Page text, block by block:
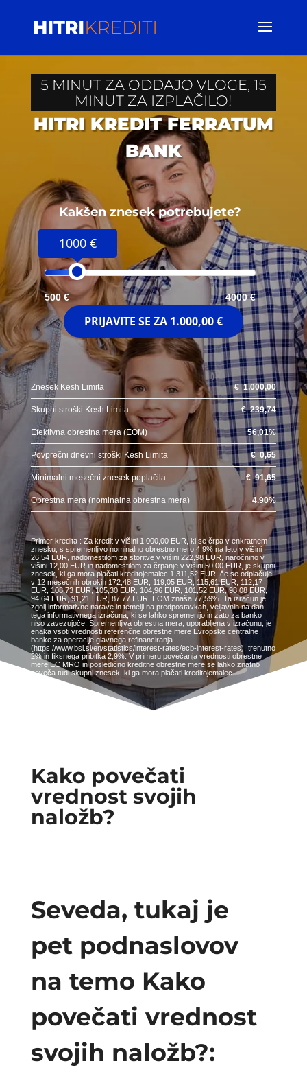
5 MINUT ZA ODDAJO VLOGE, 15
MINUT ZA IZPLAČILO!
HITRI KREDIT FERRATUM
BANK
Kakšen znesek potrebujete?
1000 €
500 € 4000 €
PRIJAVITE SE ZA 1.000,00 €
Znesek Kesh Limita €1.000,00
Skupni stroški Kesh Limita €239,74
Efektivna obrestna mera (EOM) 56,01%
Povprečni dnevni stroški Kesh Limita €0,65
Minimalni mesečni znesek poplačila €91,65
Obrestna mera (nominalna obrestna mera) 4.90%
Primer kredita : Za kredit v višini 1.000,00 EUR, ki se črpa v enkratnem
znesku, s spremenljivo nominalno obrestno mero 4,9% na leto v višini
26,54 EUR, nadomestilom za storitve v višini 222,98 EUR, naročnino v
višini 12,00 EUR in nadomestilom za črpanje v višini 50,00 EUR, je skupni
znesek, ki ga mora plačati kreditojemalec 1.311,52 EUR, če se odplačuje
v 12 mesečnih obrokih 172,48 EUR, 119,05 EUR, 115,61 EUR, 112,17
EUR, 108,73 EUR, 105,30 EUR, 104,96 EUR, 101,52 EUR, 98,08 EUR,
94,64 EUR, 91,21 EUR, 87,77 EUR. EOM znaša 77,59%. Ta izračun je
zgolj informativne narave in temelji na predpostavkah, veljavnih na dan
tega informativnega izračuna, ki se lahko spremenijo in zato za banko
niso zavezujoče. Spremenljiva obrestna mera, uporabljena v izračunu, je
enaka vsoti vrednosti referenčne obrestne mere Evropske centralne
banke za operacije glavnega refinanciranja
(https://www.bsi.si/en/statistics/interest-rates/ecb-interest-rates), trenutno
2% in fiksnega pribitka 2,9%. V primeru povečanja vrednosti obrestne
mere EC MRO in posledično kreditne obrestne mere se lahko znatno
poveča tudi skupni znesek, ki ga mora plačati kreditojemalec.
Kako povečati
vrednost svojih
naložb?
Seveda, tukaj je
pet podnaslovov
na temo Kako
povečati vrednost
svojih naložb?: